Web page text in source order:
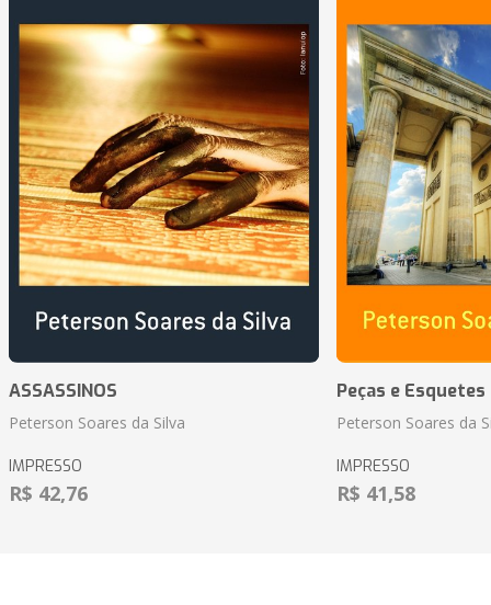
ASSASSINOS
Peterson Soares da Silva
IMPRESSO
R$ 42,76
Peças e
Peterson Soares da
IMPRESSO
R$ 41,58